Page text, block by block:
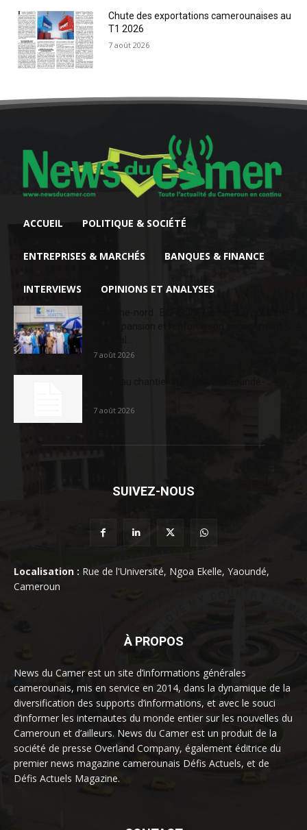
Chute des exportations camerounaises au
T1 2026
7 août 2026
ACCUEIL POLITIQUE & SOCIÉTÉ
ENTREPRISES & MARCHÉS BANQUES & FINANCE
INTERVIEWS OPINIONS ET ANALYSES
7 août 2026
7 août 2026
SUIVEZ-NOUS
Localisation : Rue de l'Université, Ngoa Ekelle, Yaoundé,
Cameroun
À PROPOS
News du Camer est un site d’informations générales
camerounais, mis en service en 2014, dans la dynamique de la
diversification des supports d’informations, et avec le souci
d’informer les internautes du monde entier sur les nouvelles du
Cameroun et d’ailleurs. News du Camer est un produit de la
société de presse Overland Company, également éditrice du
premier news magazine camerounais Défis Actuels, et de
Défis Actuels Magazine.